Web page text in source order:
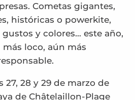
Cometas gigantes,
históricas o powerkite,
y colores… este año,
loco, aún más
27, 28 y 29 de marzo de
de Châtelaillon-Plage